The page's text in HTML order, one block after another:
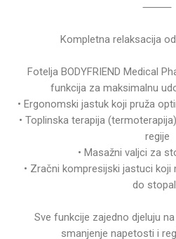
⸻
Kompletna relaksacija
Fotelja BODYFRIEND Medical
funkcija za maksimalnu
• Ergonomski jastuk koji pruža
• Toplinska terapija
regije
• Masažni valjci za
• Zračni kompresijski jastuci
do
Sve funkcije zajedno djeluju
smanjenje napetosti i